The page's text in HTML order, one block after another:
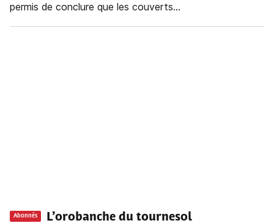
permis de conclure que les couverts...
Abonnés
L’orobanche du tournesol